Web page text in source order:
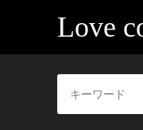
Love